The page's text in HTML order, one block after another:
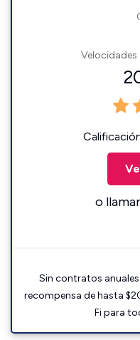
Velocidades
o llamar
Sin contratos
recompensa de hasta
Fi para